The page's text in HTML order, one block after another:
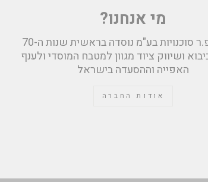
מי אנחנו?
חברת ב.פ.ר סוכנויות בע"מ נוסדה בראשית שנות ה-70
ושיווק ציוד מגוון למטבח המוסדי ולענף
האפייה וההסעדה בישראל
אודות החברה